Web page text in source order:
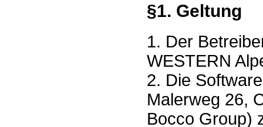
§1. Geltung
1. Der
WESTERN
2. Die
Malerweg 26,
Bocco Group)